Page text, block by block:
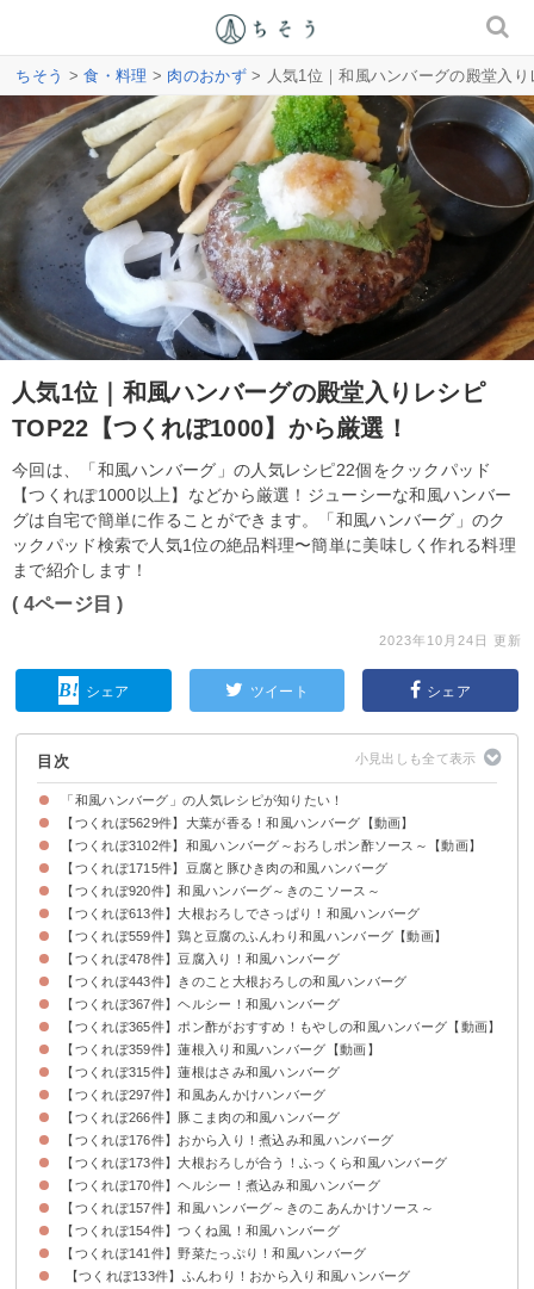
ちそう >食・料理 > 肉のおかず> 人気1位｜和風ハンバーグの殿堂入
人気1位｜和風ハンバーグの殿堂入りレシピ
TOP22【つくれぽ1000】から厳選！
今回は、「和風ハンバーグ」の人気レシピ22個をクックパッド
【つくれぽ1000以上】などから厳選！ジューシーな和風ハンバー
グは自宅で簡単に作ることができます。「和風ハンバーグ」のク
ックパッド検索で人気1位の絶品料理〜簡単に美味しく作れる料理
まで紹介します！
( 4ページ目 )
2023年10月24日 更新
シェア ツイート シェア
目次
「和風ハンバーグ」の人気レシピが知りたい！
【つくれぽ5629件】大葉が香る！和風ハンバーグ【動画】
【つくれぽ3102件】和風ハンバーグ～おろしポン酢ソース～【動画】
【つくれぽ1715件】豆腐と豚ひき肉の和風ハンバーグ
【つくれぽ920件】和風ハンバーグ～きのこソース～
【つくれぽ613件】大根おろしでさっぱり！和風ハンバーグ
【つくれぽ559件】鶏と豆腐のふんわり和風ハンバーグ【動画】
【つくれぽ478件】豆腐入り！和風ハンバーグ
【つくれぽ443件】きのこと大根おろしの和風ハンバーグ
【つくれぽ367件】ヘルシー！和風ハンバーグ
【つくれぽ365件】ポン酢がおすすめ！もやしの和風ハンバーグ【動画】
【つくれぽ359件】蓮根入り和風ハンバーグ【動画】
【つくれぽ315件】蓮根はさみ和風ハンバーグ
【つくれぽ297件】和風あんかけハンバーグ
【つくれぽ266件】豚こま肉の和風ハンバーグ
【つくれぽ176件】おから入り！煮込み和風ハンバーグ
【つくれぽ173件】大根おろしが合う！ふっくら和風ハンバーグ
【つくれぽ170件】ヘルシー！煮込み和風ハンバーグ
【つくれぽ157件】和風ハンバーグ～きのこあんかけソース～
【つくれぽ154件】つくね風！和風ハンバーグ
【つくれぽ141件】野菜たっぷり！和風ハンバーグ
【つくれぽ133件】ふんわり！おから入り和風ハンバーグ